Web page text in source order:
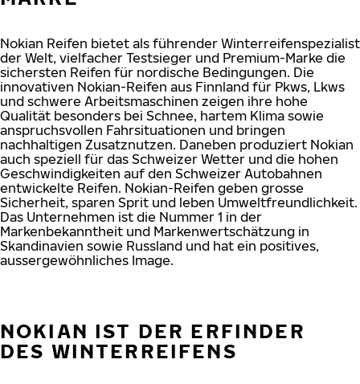
Nokian Reifen bietet als führender Winterreifenspezialist
der Welt, vielfacher Testsieger und Premium-Marke die
sichersten Reifen für nordische Bedingungen. Die
innovativen Nokian-Reifen aus Finnland für Pkws, Lkws
und schwere Arbeitsmaschinen zeigen ihre hohe
Qualität besonders bei Schnee, hartem Klima sowie
anspruchsvollen Fahrsituationen und bringen
nachhaltigen Zusatznutzen. Daneben produziert Nokian
auch speziell für das Schweizer Wetter und die hohen
Geschwindigkeiten auf den Schweizer Autobahnen
entwickelte Reifen. Nokian-Reifen geben grosse
Sicherheit, sparen Sprit und leben Umweltfreundlichkeit.
Das Unternehmen ist die Nummer 1 in der
Markenbekanntheit und Markenwertschätzung in
Skandinavien sowie Russland und hat ein positives,
aussergewöhnliches Image.
NOKIAN IST DER ERFINDER
DES WINTERREIFENS